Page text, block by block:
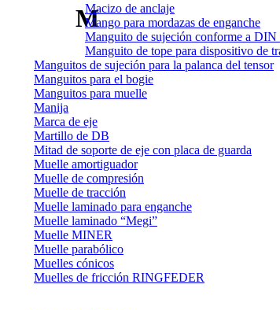
M
Macizo de anclaje
Mango para mordazas de enganche
Manguito de sujeción conforme a DIN
Manguito de tope para dispositivo de
Manguitos de sujeción para la palanca del tensor
Manguitos para el bogie
Manguitos para muelle
Manija
Marca de eje
Martillo de DB
Mitad de soporte de eje con placa de guarda
Muelle amortiguador
Muelle de compresión
Muelle de tracción
Muelle laminado para enganche
Muelle laminado “Megi”
Muelle MINER
Muelle parabólico
Muelles cónicos
Muelles de fricción RINGFEDER